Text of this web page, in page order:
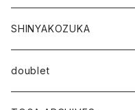
SHINYAKOZUKA
outer
doublet